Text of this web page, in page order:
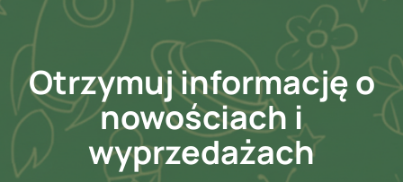
Otrzymuj informację o
nowościach i
wyprzedażach